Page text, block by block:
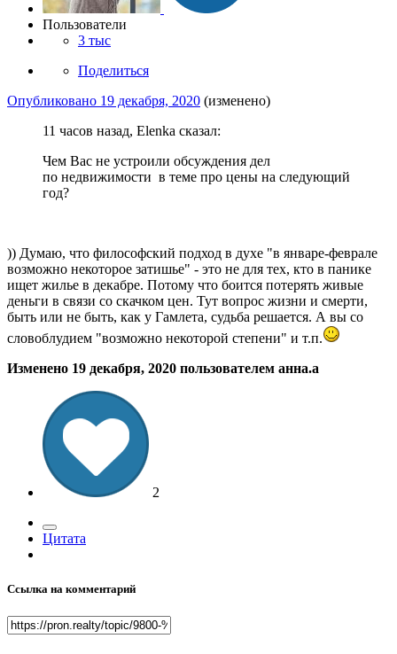
Пользователи
3 тыс
Поделиться
Опубликовано 19 декабря, 2020 (изменено)
11 часов назад, Elenka сказал:
Чем Вас не устроили обсуждения дел
по недвижимости в теме про цены на следующий
год?
)) Думаю, что философский подход в духе "в январе-феврале
возможно некоторое затишье" - это не для тех, кто в панике
ищет жилье в декабре. Потому что боится потерять живые
деньги в связи со скачком цен. Тут вопрос жизни и смерти,
быть или не быть, как у Гамлета, судьба решается. А вы со
словоблудием "возможно некоторой степени" и т.п.
Изменено 19 декабря, 2020 пользователем анна.a
2
Цитата
Ссылка на комментарий